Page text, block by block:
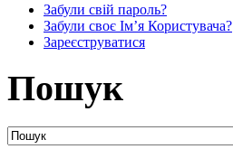
Забули свій пароль?
Забули своє Ім’я Користувача?
Зареєструватися
Пошук